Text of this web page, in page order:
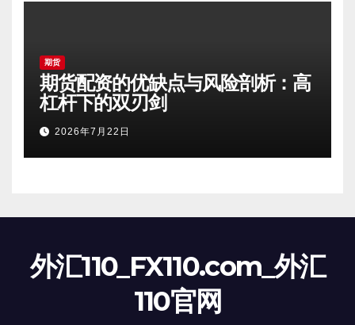
期货
期货配资的优缺点与风险剖析：高
杠杆下的双刃剑
2026年7月22日
外汇110_FX110.com_外汇
110官网